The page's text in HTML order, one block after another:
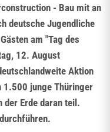
- Bau mit an
deutsche Jugendliche
am "Tag des
12. August
Aktion
junge Thüringer
der Erde daran teil.